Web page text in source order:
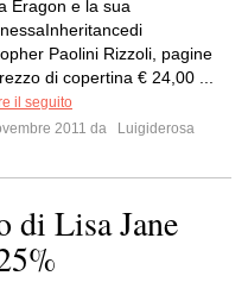
Eragon e la sua
Paolini Rizzoli, pagine
di copertina € 24,00 ...
il seguito
2011 da
Luigiderosa
di Lisa Jane